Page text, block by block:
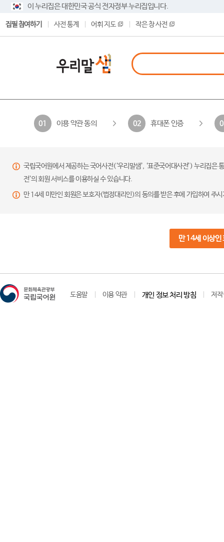
이 누리집은 대한민국 공식 전자정부 누리집입니다.
집필 참여하기 사전 통계 어휘 지도 작은 창 사전
01 이용 약관 동의 02 휴대폰 인증
국립국어원에서 제공하는 국어사전(‘우리말샘’, ‘표준국어대사전’) 누리집
전’의 회원 서비스를 이용하실 수 있습니다.
만 14세 미만인 회원은 보호자(법정대리인)의 동의를 받은 후에 가입하여 주
만 14세 이상인
도움말 이용 약관 개인 정보 처리 방침 저